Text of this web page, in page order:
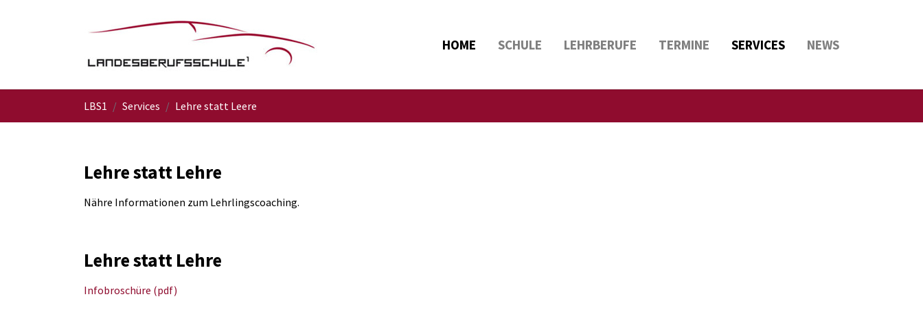
HOME SCHULE LEHRBERUFE TERMINE SERVICES NEWS
LBS1 Services Lehre statt Leere
Lehre statt Lehre
Nähre Informationen zum Lehrlingscoaching.
Lehre statt Lehre
Infobroschüre (pdf)